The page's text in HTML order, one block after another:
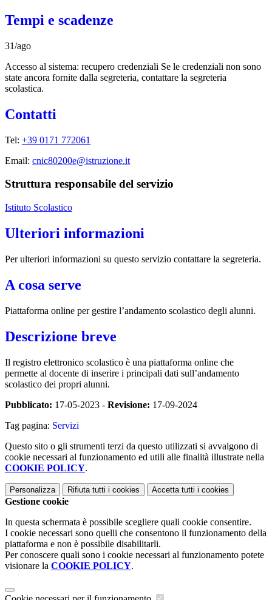
Tempi e scadenze
31/ago
Accesso al sistema: recupero credenziali Se le credenziali non sono
state ancora fornite dalla segreteria, contattare la segreteria
scolastica.
Contatti
Tel: +39 0171 772061
Email: cnic80200e@istruzione.it
Struttura responsabile del servizio
Istituto Scolastico
Ulteriori informazioni
Per ulteriori informazioni su questo servizio contattare la segreteria.
A cosa serve
Piattaforma online per gestire l’andamento scolastico degli alunni.
Descrizione breve
Il registro elettronico scolastico è una piattaforma online che
permette al docente di inserire i principali dati sull’andamento
scolastico dei propri alunni.
Pubblicato: 17-05-2023 - Revisione: 17-09-2024
Tag pagina: Servizi
Questo sito o gli strumenti terzi da questo utilizzati si avvalgono di
cookie necessari al funzionamento ed utili alle finalità illustrate nella
COOKIE POLICY.
Personalizza Rifiuta tutti i cookies Accetta tutti i cookies
Gestione cookie
In questa schermata è possibile scegliere quali cookie consentire.
I cookie necessari sono quelli che consentono il funzionamento della
piattaforma e non è possibile disabilitarli.
Per conoscere quali sono i cookie necessari al funzionamento potete
visionare la COOKIE POLICY.